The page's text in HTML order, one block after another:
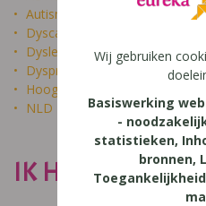
Autisme
Dyscalculie
Dyslexie
Dyspraxie
Hoogbegaafdheid
NLD
IK HEET NIET
Wij gebruiken
Basiswerking
-
statistieken,
bronnen,